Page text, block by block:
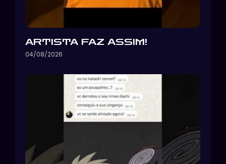
ARTISTA FAZ ASSIM!
04/08/2026